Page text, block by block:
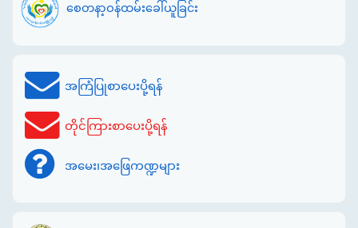
စေတနာ့ဝန်ထမ်းခေါ်ယူခြင်း
အကြံပြုစာပေးပို့ရန်
တိုင်ကြားစာပေးပို့ရန်
အမေး၊အဖြေကဏ္ဍများ